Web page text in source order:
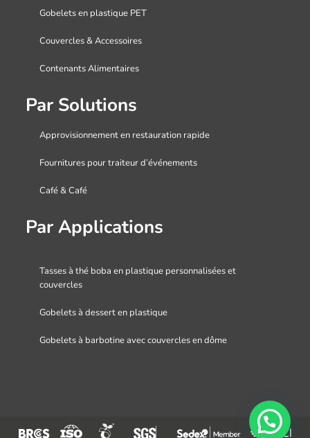
Gobelets en plastique PET
Couvercles & Accessoires
Contenants Alimentaires
Par Solutions
Approvisionnement en restauration rapide
Fournitures pour traiteur d’événements
Café & Café
Par Applications
Tasses à thé boba en plastique personnalisées et
couvercles
Gobelets à dessert en plastique
Gobelets à barbotine avec couvercles en dôme